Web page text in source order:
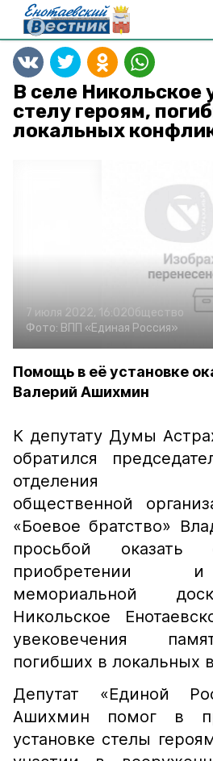
В селе Никольское
стелу героям,
локальных
7 июля 2022, 16:02Общество
Фото: ВПП «Единая Россия»
Помощь в её установке
Валерий Ашихмин
К депутату Думы
обратился
отделения
общественной
«Боевое братство»
просьбой оказать
приобретении
мемориальной
Никольское
увековечения
погибших в локальных
Депутат «Единой
Ашихмин помог в
установке стелы